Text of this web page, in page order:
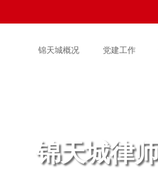
锦天城概况 党建工作
锦天城律